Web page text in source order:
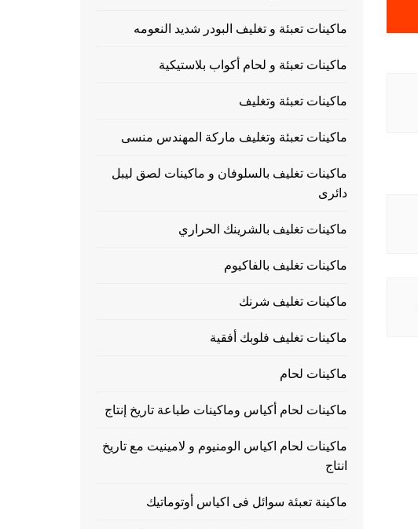
ماكينات تعبئة و تغليف البودر شديد النعومه
ماكينات تعبئة و لحام أكواب بلاستيكية
ماكينات تعبئة وتغليف
ماكينات تعبئة وتغليف ماركة المهندس منسى
ماكينات تغليف بالسلوفان و ماكينات لصق ليبل
دائرى
ماكينات تغليف بالشرينك الحراري
ماكينات تغليف بالفاكيوم
ماكينات تغليف شرنك
ماكينات تغليف فلوبك أفقية
ماكينات لحام
ماكينات لحام أكياس وماكينات طباعة تاريخ إنتاج
ماكينات لحام اكياس الومنيوم و لامينيت مع تاريخ
انتاج
ماكينة تعبئة سوائل فى اكياس أوتوماتيك